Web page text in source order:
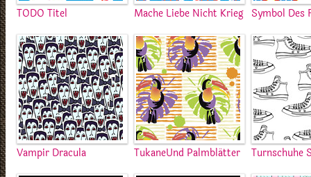
TODO Titel Mache Liebe Nicht Krieg Symbol Des
Vampir Dracula TukaneUnd Palmblätter Turnschuhe